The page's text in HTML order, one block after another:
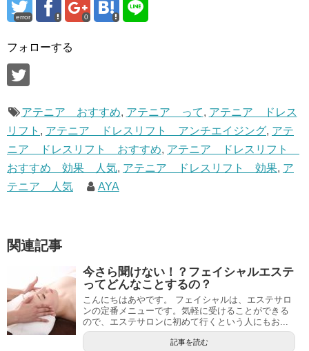
error 0
フォローする
アテニア おすすめ, アテニア って, アテニア ドレス
リフト , アテニア ドレスリフト アンチエイジング, アテ
ニア ドレスリフト おすすめ, アテニア ドレスリフト
おすすめ 効果 人気, アテニア ドレスリフト 効果, ア
テニア 人気
AYA
関連記事
今さら聞けない！？フェイシャルエステ
ってどんなことするの？
こんにちはあやです。 フェイシャルは、エステサロ
ンの定番メニューです。気軽に受けることができる
ので、エステサロンに初めて行くという人にもお...
記事を読む